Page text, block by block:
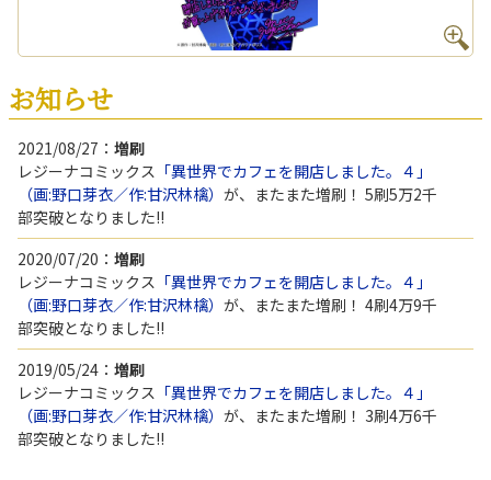
お知らせ
2021/08/27： 増刷
レジーナコミックス 「異世界でカフェを開店しました。４」
（画:野口芽衣／作:甘沢林檎） が、またまた増刷！ 5刷5万2千
部突破となりました!!
2020/07/20： 増刷
レジーナコミックス 「異世界でカフェを開店しました。４」
（画:野口芽衣／作:甘沢林檎） が、またまた増刷！ 4刷4万9千
部突破となりました!!
2019/05/24： 増刷
レジーナコミックス 「異世界でカフェを開店しました。４」
（画:野口芽衣／作:甘沢林檎） が、またまた増刷！ 3刷4万6千
部突破となりました!!